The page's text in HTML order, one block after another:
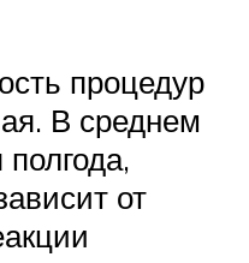
процедур
В среднем
от